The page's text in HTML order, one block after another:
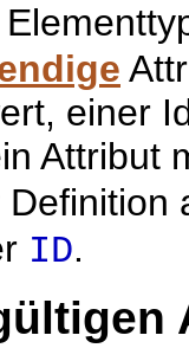
einer
Attribut
ID.